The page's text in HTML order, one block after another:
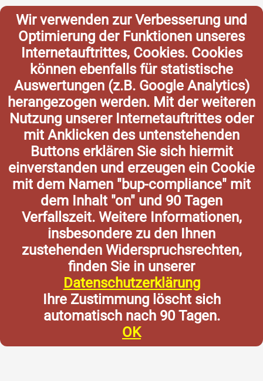
Wir verwenden zur Verbesserung und
Optimierung der Funktionen unseres
Internetauftrittes, Cookies. Cookies
können ebenfalls für statistische
Auswertungen (z.B. Google Analytics)
herangezogen werden. Mit der weiteren
Nutzung unserer Internetauftrittes oder
mit Anklicken des untenstehenden
Buttons erklären Sie sich hiermit
einverstanden und erzeugen ein Cookie
mit dem Namen "bup-compliance" mit
dem Inhalt "on" und 90 Tagen
Verfallszeit. Weitere Informationen,
insbesondere zu den Ihnen
zustehenden Widerspruchsrechten,
finden Sie in unserer
Datenschutzerklärung
Ihre Zustimmung löscht sich
automatisch nach 90 Tagen.
OK